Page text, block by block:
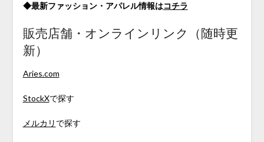
◆最新ファッション・アパレル情報はコチラ
販売店舗・オンラインリンク（随時更
新）
Aries.com
StockXで探す
メルカリ で探す